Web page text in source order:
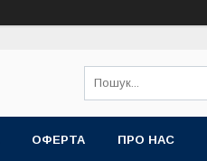
ОФЕРТА ПРО НАС